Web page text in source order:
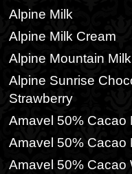
Alpine Milk
Alpine Milk Cream
Alpine Mountain
Alpine Sunrise
Strawberry
Amavel 50% Cacao
Amavel 50% Cacao
Amavel 50% Cacao